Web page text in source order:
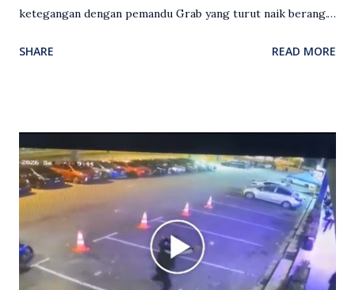
ketegangan dengan pemandu Grab yang turut naik berang.
antara seorang lelaki warga asing dengan pemandu Grab
Grab bertindak mempertahankan wanita terbabit sebelum
berlaku pertikaman lidah antara kedua-dua pihak. Video
berkenaan kini tular di media sosial dan mendapat pelbagai
reaksi orang ramai. Antara komen orang awam yang tular di
media sosial mengenai insiden tersebut ialah ramai yang
meluahkan rasa marah terhadap tindakan lelaki berkenaan
serta memuji pemandu Grab kerana campur tangan.
SHARE READ MORE